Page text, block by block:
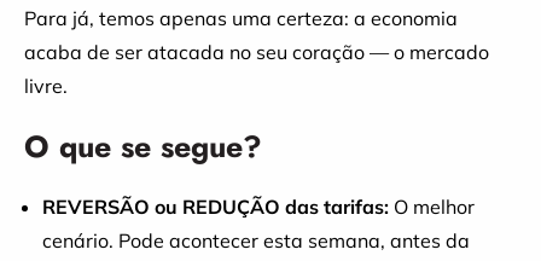
Para já, temos apenas uma certeza: a economia
acaba de ser atacada no seu coração — o mercado
livre.
O que se segue?
REVERSÃO ou REDUÇÃO das tarifas: O melhor
cenário. Pode acontecer esta semana, antes da